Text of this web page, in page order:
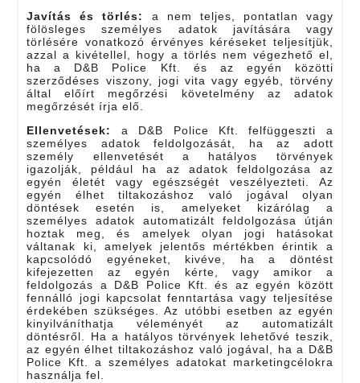
Javítás és törlés:
a nem teljes, pontatlan vagy
fölösleges személyes adatok javítására vagy
törlésére vonatkozó érvényes kéréseket teljesítjük,
azzal a kivétellel, hogy a törlés nem végezhető el,
ha a D&B Police Kft. és az egyén közötti
szerződéses viszony, jogi vita vagy egyéb, törvény
által előírt megőrzési követelmény az adatok
megőrzését írja elő.
Ellenvetések:
a D&B Police Kft. felfüggeszti a
személyes adatok feldolgozását, ha az adott
személy ellenvetését a hatályos törvények
igazolják, például ha az adatok feldolgozása az
egyén életét vagy egészségét veszélyezteti. Az
egyén élhet tiltakozáshoz való jogával olyan
döntések esetén is, amelyeket kizárólag a
személyes adatok automatizált feldolgozása útján
hoztak meg, és amelyek olyan jogi hatásokat
váltanak ki, amelyek jelentős mértékben érintik a
kapcsolódó egyéneket, kivéve, ha a döntést
kifejezetten az egyén kérte, vagy amikor a
feldolgozás a D&B Police Kft. és az egyén között
fennálló jogi kapcsolat fenntartása vagy teljesítése
érdekében szükséges. Az utóbbi esetben az egyén
kinyilváníthatja véleményét az automatizált
döntésről. Ha a hatályos törvények lehetővé teszik,
az egyén élhet tiltakozáshoz való jogával, ha a D&B
Police Kft. a személyes adatokat marketingcélokra
használja fel.